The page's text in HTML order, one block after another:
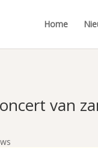
Home
van